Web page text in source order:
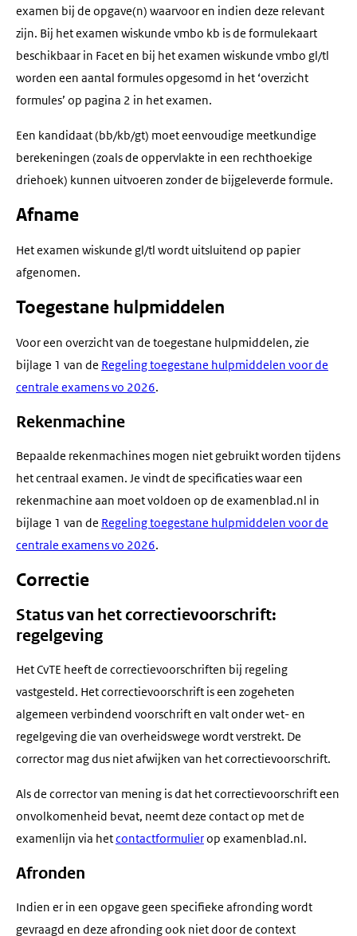
examen bij de opgave(n) waarvoor en indien deze relevant
zijn. Bij het examen wiskunde vmbo kb is de formulekaart
beschikbaar in Facet en bij het examen wiskunde vmbo gl/tl
worden een aantal formules opgesomd in het ‘overzicht
formules’ op pagina 2 in het examen.
Een kandidaat (bb/kb/gt) moet eenvoudige meetkundige
berekeningen (zoals de oppervlakte in een rechthoekige
driehoek) kunnen uitvoeren zonder de bijgeleverde formule.
Afname
Het examen wiskunde gl/tl wordt uitsluitend op papier
afgenomen.
Toegestane hulpmiddelen
Voor een overzicht van de toegestane hulpmiddelen, zie
bijlage 1 van de Regeling toegestane hulpmiddelen voor de
centrale examens vo 2026.
Rekenmachine
Bepaalde rekenmachines mogen niet gebruikt worden tijdens
het centraal examen. Je vindt de specificaties waar een
rekenmachine aan moet voldoen op de examenblad.nl in
bijlage 1 van de Regeling toegestane hulpmiddelen voor de
centrale examens vo 2026.
Correctie
Status van het correctievoorschrift:
regelgeving
Het CvTE heeft de correctievoorschriften bij regeling
vastgesteld. Het correctievoorschrift is een zogeheten
algemeen verbindend voorschrift en valt onder wet- en
regelgeving die van overheidswege wordt verstrekt. De
corrector mag dus niet afwijken van het correctievoorschrift.
Als de corrector van mening is dat het correctievoorschrift een
onvolkomenheid bevat, neemt deze contact op met de
examenlijn via hetcontactformulierop examenblad.nl.
Afronden
Indien er in een opgave geen specifieke afronding wordt
gevraagd en deze afronding ook niet door de context